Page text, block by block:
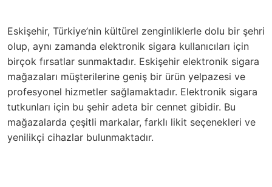
Eskişehir, Türkiye’nin kültürel zenginliklerle dolu bir şehri
olup, aynı zamanda elektronik sigara kullanıcıları için
birçok fırsatlar sunmaktadır. Eskişehir elektronik sigara
mağazaları müşterilerine geniş bir ürün yelpazesi ve
profesyonel hizmetler sağlamaktadır. Elektronik sigara
tutkunları için bu şehir adeta bir cennet gibidir. Bu
mağazalarda çeşitli markalar, farklı likit seçenekleri ve
yenilikçi cihazlar bulunmaktadır.